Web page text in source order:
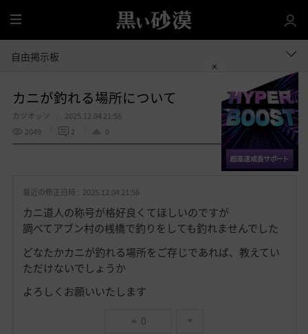
全
体
自由掲示板
カニが釣れる場所について
カツオッソ
2025.12.04 21:56
2049
2 0
お
り
共有する
最近の修正日時 : 2025.12.04 21:56
カニ道人の称号が格好良くてほしいのですが
調べてアブン村の桟橋で釣りをしても釣れませんでした
どなたかカニが釣れる場所をご存じであれば、教えてい
ただけないでしょうか
よろしくお願いいたします
0